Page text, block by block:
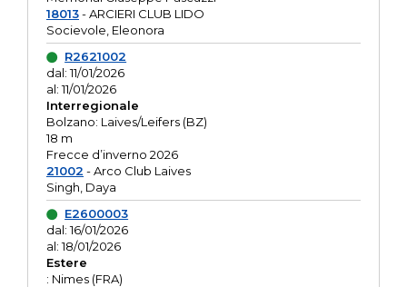
18013- ARCIERI CLUB LIDO
Socievole, Eleonora
R2621002
dal: 11/01/2026
al: 11/01/2026
Interregionale
Bolzano: Laives/Leifers (BZ)
18 m
Frecce d’inverno 2026
21002 - Arco Club Laives
Singh, Daya
E2600003
dal: 16/01/2026
al: 18/01/2026
Estere
: Nimes (FRA)